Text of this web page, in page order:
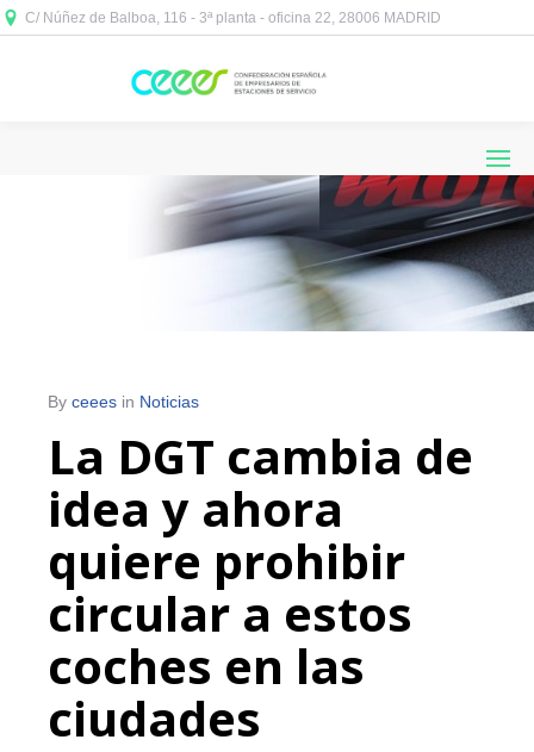
C/ Núñez de Balboa, 116 - 3ª planta - oficina 22, 28006 MADRID
By ceees in Noticias
La DGT cambia de
idea y ahora
quiere prohibir
circular a estos
coches en las
ciudades